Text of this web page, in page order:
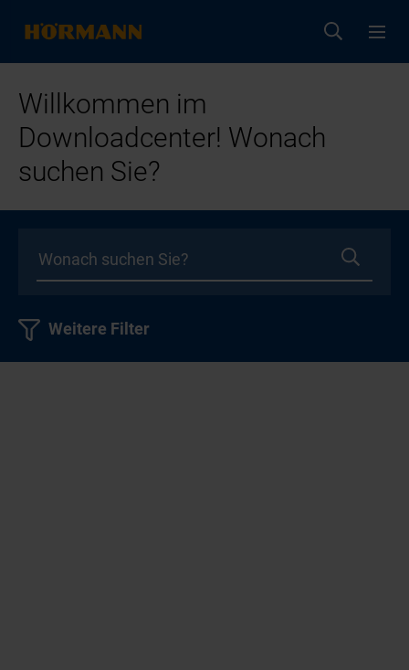
Willkommen im
Downloadcenter! Wonach
suchen Sie?
Weitere Filter